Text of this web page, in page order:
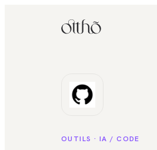
OUTILS · IA / CODE